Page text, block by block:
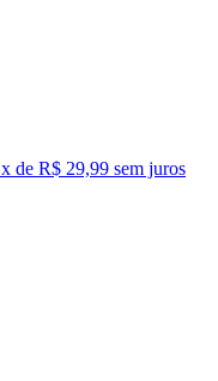
x de R$ 29,99 sem juros